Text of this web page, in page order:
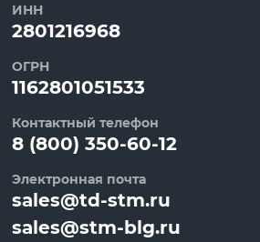
ИНН
2801216968
ОГРН
1162801051533
Контактный телефон
8 (800) 350-60-12
Электронная почта
sales@td-stm.ru
sales@stm-blg.ru